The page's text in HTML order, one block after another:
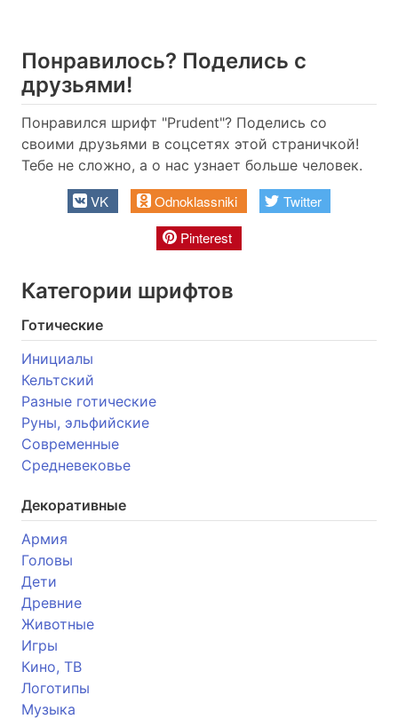
Понравилось? Поделись с
друзьями!
Понравился шрифт "Prudent"? Поделись со
своими друзьями в соцсетях этой страничкой!
Тебе не сложно, а о нас узнает больше человек.
VK Odnoklassniki
Twitter
Pinterest
Категории шрифтов
Готические
Инициалы
Кельтский
Разные готические
Руны, эльфийские
Современные
Средневековье
Декоративные
Армия
Головы
Дети
Древние
Животные
Игры
Кино, ТВ
Логотипы
Музыка